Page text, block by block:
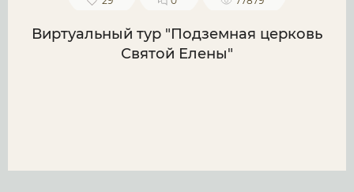
Виртуальный тур "Подземная церковь
Святой Елены"